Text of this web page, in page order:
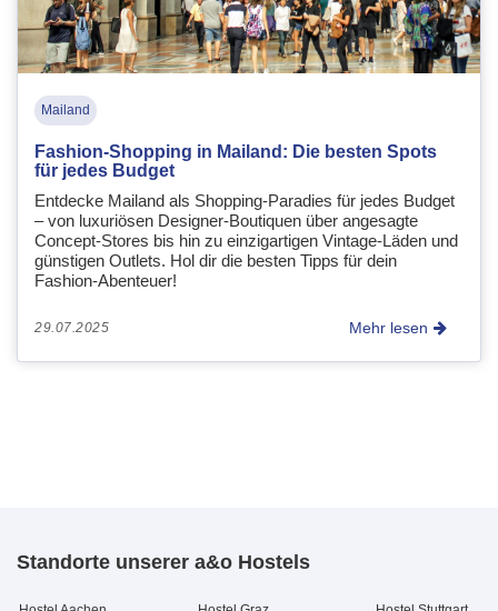
Mailand
Fashion-Shopping in Mailand: Die besten Spots
für jedes Budget
Entdecke Mailand als Shopping-Paradies für jedes Budget
– von luxuriösen Designer-Boutiquen über angesagte
Concept-Stores bis hin zu einzigartigen Vintage-Läden und
günstigen Outlets. Hol dir die besten Tipps für dein
Fashion-Abenteuer!
29.07.2025 Mehr lesen
Standorte unserer a&o Hostels